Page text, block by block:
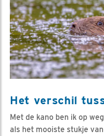
Het verschil
Met de kano ben ik op
als het mooiste stukje